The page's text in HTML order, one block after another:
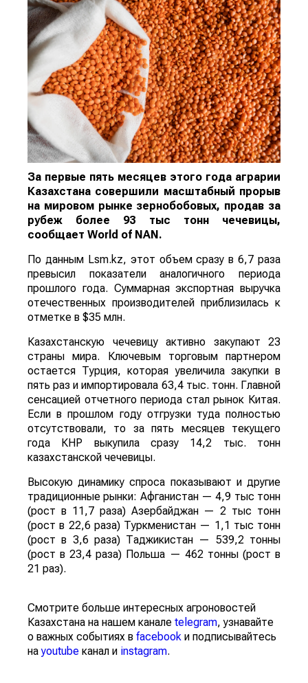
За первые пять месяцев этого года аграрии
Казахстана совершили масштабный прорыв
на мировом рынке зернобобовых, продав за
рубеж более 93 тыс тонн чечевицы,
сообщает World of NAN.
По данным Lsm.kz, этот объем сразу в 6,7 раза
превысил показатели аналогичного периода
прошлого года. Суммарная экспортная выручка
отечественных производителей приблизилась к
отметке в $35 млн.
Казахстанскую чечевицу активно закупают 23
страны мира. Ключевым торговым партнером
остается Турция, которая увеличила закупки в
пять раз и импортировала 63,4 тыс. тонн. Главной
сенсацией отчетного периода стал рынок Китая.
Если в прошлом году отгрузки туда полностью
отсутствовали, то за пять месяцев текущего
года КНР выкупила сразу 14,2 тыс. тонн
казахстанской чечевицы.
Высокую динамику спроса показывают и другие
традиционные рынки: Афганистан — 4,9 тыс тонн
(рост в 11,7 раза) Азербайджан — 2 тыс тонн
(рост в 22,6 раза) Туркменистан — 1,1 тыс тонн
(рост в 3,6 раза) Таджикистан — 539,2 тонны
(рост в 23,4 раза) Польша — 462 тонны (рост в
21 раз).
Смотрите больше интересных агроновостей
Казахстана на нашем канале telegram, узнавайте
о важных событиях в facebook и подписывайтесь
наyoutube канал и instagram.